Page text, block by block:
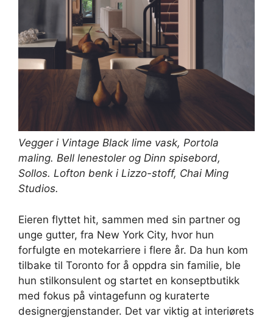
Vegger i Vintage Black lime vask, Portola
maling. Bell lenestoler og Dinn spisebord,
Sollos. Lofton benk i Lizzo-stoff, Chai Ming
Studios.
Eieren flyttet hit, sammen med sin partner og
unge gutter, fra New York City, hvor hun
forfulgte en motekarriere i flere år. Da hun kom
tilbake til Toronto for å oppdra sin familie, ble
hun stilkonsulent og startet en konseptbutikk
med fokus på vintagefunn og kuraterte
designergjenstander. Det var viktig at interiørets